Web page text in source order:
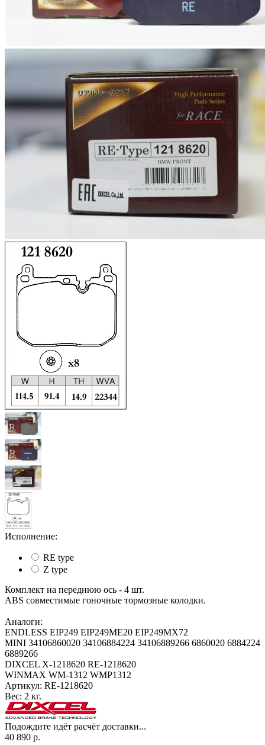
Исполнение:
RE type
Z type
Комплект на переднюю ось - 4 шт.
ABS совместимые гоночные тормозные колодки.
Аналоги:
ENDLESS EIP249 EIP249ME20 EIP249MX72
MINI 34106860020 34106884224 34106889266 6860020 6884224
6889266
DIXCEL X-1218620 RE-1218620
WINMAX WM-1312 WMP1312
Артикул: RE-1218620
Вес: 2 кг.
Подождите идёт расчёт доставки...
40 890 р.